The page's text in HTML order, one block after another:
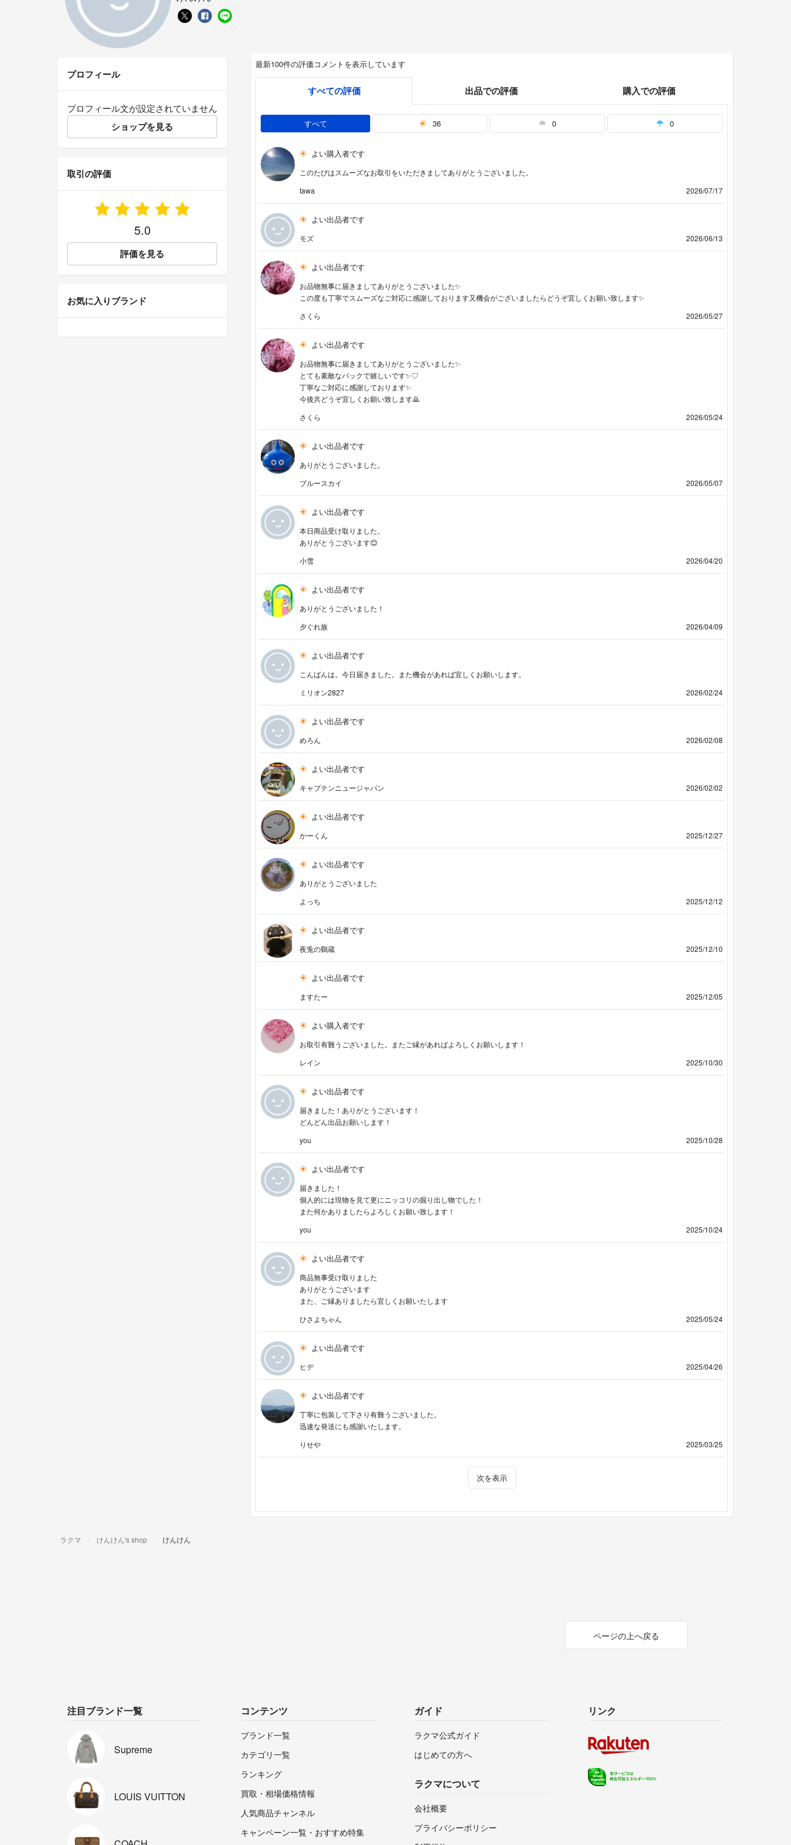
最新100件の評価コメントを表示しています
すべての評価 出品での評価 購入での評価
すべて 36 0 0
よい購入者です
このたびはスムーズなお取引をいただきましてありがとうございました。
tawa
2026/07/17
よい出品者です
モズ 2026/06/13
よい出品者です
お品物無事に届きましてありがとうございました✨
この度も丁寧でスムーズなご対応に感謝しております又機会がございましたらどうぞ宜しくお願い致します✨
さくら
2026/05/27
よい出品者です
お品物無事に届きましてありがとうございました✨
とても素敵なバックで嬉しいです✨♡
丁寧なご対応に感謝しております✨
今後共どうぞ宜しくお願い致します🙇
さくら
2026/05/24
よい出品者です
ありがとうございました。
ブルースカイ
2026/05/07
よい出品者です
本日商品受け取りました。
ありがとうございます😊
小雪
2026/04/20
よい出品者です
ありがとうございました！
夕ぐれ族
2026/04/09
よい出品者です
こんばんは。今日届きました。また機会があれば宜しくお願いします。
ミリオン2827
2026/02/24
よい出品者です
めろん 2026/02/08
よい出品者です
キャプテンニュージャパン 2026/02/02
よい出品者です
かーくん 2025/12/27
よい出品者です
ありがとうございました
よっち
2025/12/12
よい出品者です
夜兎の鷄蔵 2025/12/10
よい出品者です
ますたー 2025/12/05
よい購入者です
お取引有難うございました。またご縁があればよろしくお願いします！
レイン
2025/10/30
よい出品者です
届きました！ありがとうございます！
どんどん出品お願いします！
you
2025/10/28
よい出品者です
届きました！
個人的には現物を見て更にニッコリの掘り出し物でした！
また何かありましたらよろしくお願い致します！
you
2025/10/24
よい出品者です
商品無事受け取りました
ありがとうございます
また、ご縁ありましたら宜しくお願いたします
ひさよちゃん
2025/05/24
よい出品者です
ヒデ 2025/04/26
よい出品者です
丁寧に包装して下さり有難うございました。
迅速な発送にも感謝いたします。
りせや
2025/03/25
次を表示
プロフィール
プロフィール文が設定されていません
ショップを見る
取引の評価
5.0
評価を見る
お気に入りブランド
ラクマ けんけん's shop けんけん
ページの上へ戻る
注目ブランド一覧
Supreme
LOUIS VUITTON
コンテンツ
ブランド一覧
カテゴリ一覧
ランキング
買取・相場価格情報
人気商品チャンネル
キャンペーン一覧・おすすめ特集
ガイド
ラクマ公式ガイド
はじめての方へ
ラクマについて
会社概要
プライバシーポリシー
リンク